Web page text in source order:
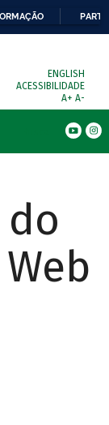
ENGLISH
ACESSIBILIDADE
A+ A-